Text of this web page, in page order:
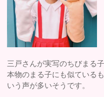
三戸さんが実写のちびまる
本物のまる子にも似ている
いう声が多いそうです。